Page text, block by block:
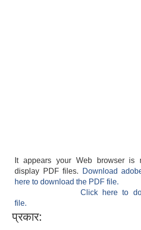
It appears your Web browser is
display PDF files.
Download
here to download the PDF file.
Click here to
file.
प्रकार: